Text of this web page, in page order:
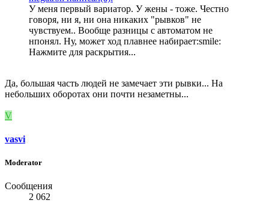
У меня первый вариатор. У жены - тоже. Честно
говоря, ни я, ни она никаких "рывков" не
чувствуем.. Вообще разницы с автоматом не
нпонял. Ну, может ход плавнее набирает:smile:
Нажмите для раскрытия...
Да, большая часть людей не замечает эти рывки... На
небольших оборотах они почти незаметны...
V
vasvi
Moderator
Сообщения
2 062